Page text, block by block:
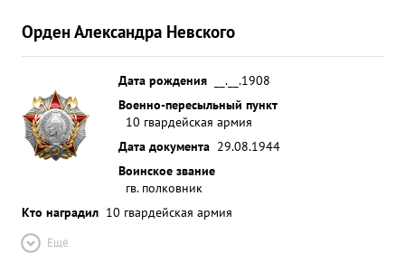
Орден Александра Невского
Дата рождения
__.__.1908
Военно-пересыльный пункт
10 гвардейская армия
Дата документа 29.08.1944
Воинское звание
гв. полковник
Кто наградил 10 гвардейская армия
Ещё